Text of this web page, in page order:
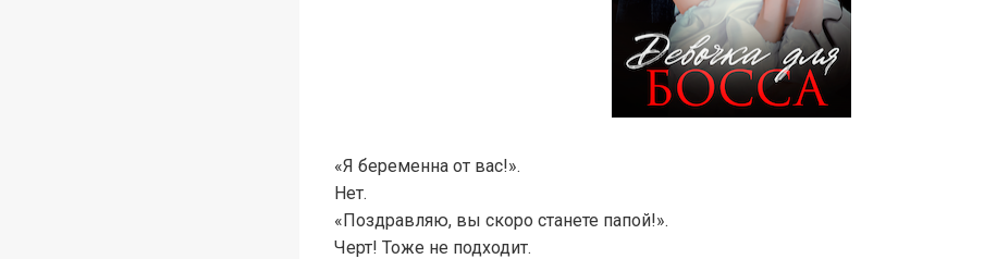
«Я беременна от вас!».
Нет.
«Поздравляю, вы скоро станете папой!».
Черт! Тоже не подходит.